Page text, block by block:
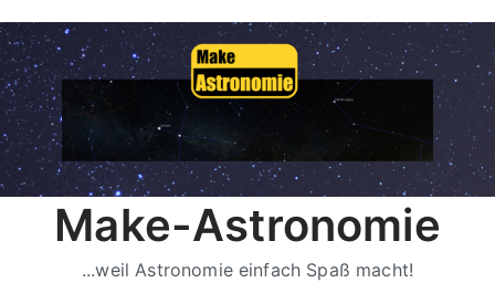
Inhalt
springen
Make-Astronomie
...weil Astronomie einfach Spaß macht!